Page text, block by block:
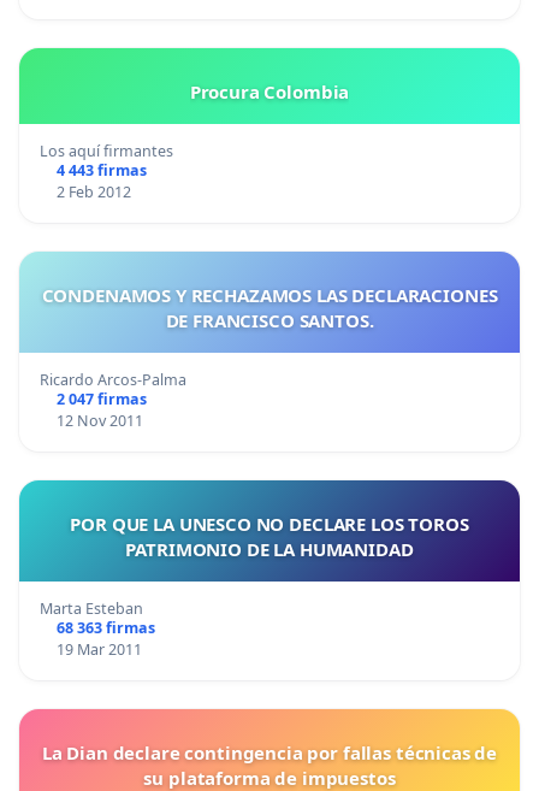
Procura Colombia
Los aquí firmantes
4 443 firmas
2 Feb 2012
CONDENAMOS Y RECHAZAMOS LAS DECLARACIONES
DE FRANCISCO SANTOS.
Ricardo Arcos-Palma
2 047 firmas
12 Nov 2011
POR QUE LA UNESCO NO DECLARE LOS TOROS
PATRIMONIO DE LA HUMANIDAD
Marta Esteban
68 363 firmas
19 Mar 2011
La Dian declare contingencia por fallas técnicas de
su plataforma de impuestos